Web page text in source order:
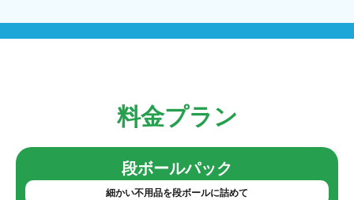
料金プラン
段ボールパック
細かい不用品を段ボールに詰めて